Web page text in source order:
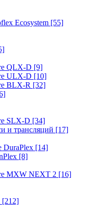
Ecosystem [55]
QLX-D [9]
ULX-D [10]
BLX-R [32]
SLX-D [34]
и трансляций [17]
DuraPlex [14]
[8]
MXW NEXT 2 [16]
[212]